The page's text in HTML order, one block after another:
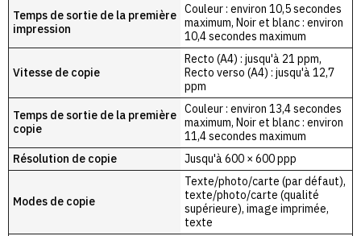
Temps de sortie de la première
impression
Couleur : environ 10,5 secondes
maximum, Noir et blanc : environ
10,4 secondes maximum
Vitesse de copie
Recto (A4) : jusqu'à 21 ppm,
Recto verso (A4) : jusqu'à 12,7
ppm
Temps de sortie de la première
copie
Couleur : environ 13,4 secondes
maximum, Noir et blanc : environ
11,4 secondes maximum
Résolution de copie
Jusqu'à 600 × 600 ppp
Modes de copie
Texte/photo/carte (par défaut),
texte/photo/carte (qualité
supérieure), image imprimée,
texte